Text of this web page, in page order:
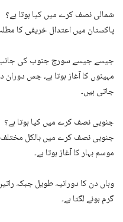
شمالی نصف کرے میں کیا ہوتا ہے؟
پاکستان میں اعتدال خریفی کا
جیسے جیسے سورج جنوب کی جانب
مہینوں کا آغاز ہوتا ہے، جس
جاتی ہیں۔
جنوبی نصف کرے میں کیا ہوتا ہے؟
جنوبی نصف کرے میں بالکل مختلف
موسم بہار کا آغاز ہوتا ہے۔
وہاں دن کا دورانیہ طویل جبکہ
گرم ہونے لگتا ہے۔